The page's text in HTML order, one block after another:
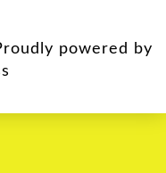
powered by